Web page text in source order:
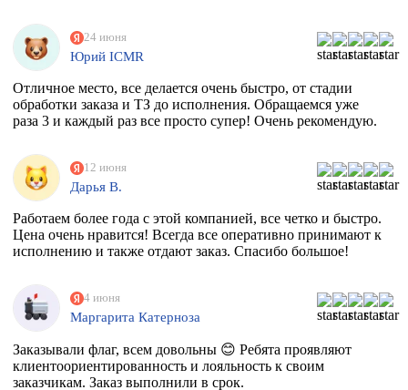
24 июня
Юрий ICMR
Отличное место, все делается очень быстро, от стадии
обработки заказа и ТЗ до исполнения. Обращаемся уже
раза 3 и каждый раз все просто супер! Очень рекомендую.
12 июня
Дарья В.
Работаем более года с этой компанией, все четко и быстро.
Цена очень нравится! Всегда все оперативно принимают к
исполнению и также отдают заказ. Спасибо большое!
4 июня
Маргарита Катерноза
Заказывали флаг, всем довольны 😊 Ребята проявляют
клиентоориентированность и лояльность к своим
заказчикам. Заказ выполнили в срок.